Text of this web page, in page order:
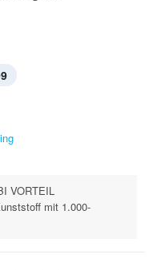
VORTEIL
mit 1.000-